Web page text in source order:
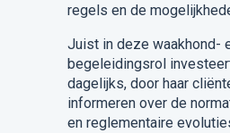
regels en de
Juist in deze waakhond-
begeleidingsrol
dagelijks, door haar
informeren over de
en reglementaire